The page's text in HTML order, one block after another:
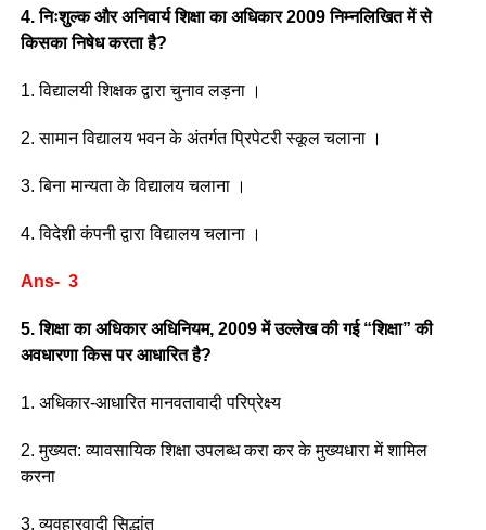
4. निःशुल्क और अनिवार्य शिक्षा का अधिकार 2009 निम्नलिखित में से
किसका निषेध करता है?
1. विद्यालयी शिक्षक द्वारा चुनाव लड़ना ।
2. सामान विद्यालय भवन के अंतर्गत प्रिपेटरी स्कूल चलाना ।
3. बिना मान्यता के विद्यालय चलाना ।
4. विदेशी कंपनी द्वारा विद्यालय चलाना ।
Ans- 3
5. शिक्षा का अधिकार अधिनियम, 2009 में उल्लेख की गई “शिक्षा” की
अवधारणा किस पर आधारित है?
1. अधिकार-आधारित मानवतावादी परिप्रेक्ष्य
2. मुख्यत: व्यावसायिक शिक्षा उपलब्ध करा कर के मुख्यधारा में शामिल
करना
3. व्यवहारवादी सिद्धांत